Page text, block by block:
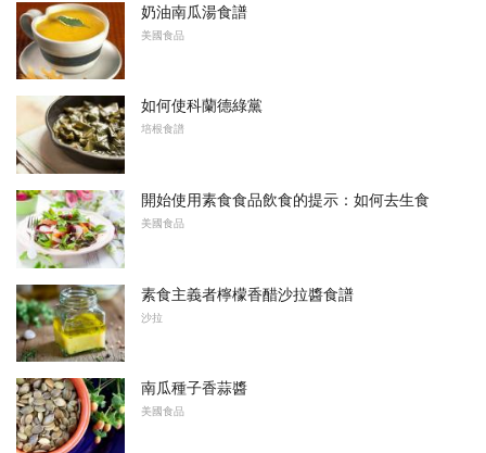
奶油南瓜湯食譜
美國食品
如何使科蘭德綠黨
培根食譜
開始使用素食食品飲食的提示：如何去生食
美國食品
素食主義者檸檬香醋沙拉醬食譜
沙拉
南瓜種子香蒜醬
美國食品